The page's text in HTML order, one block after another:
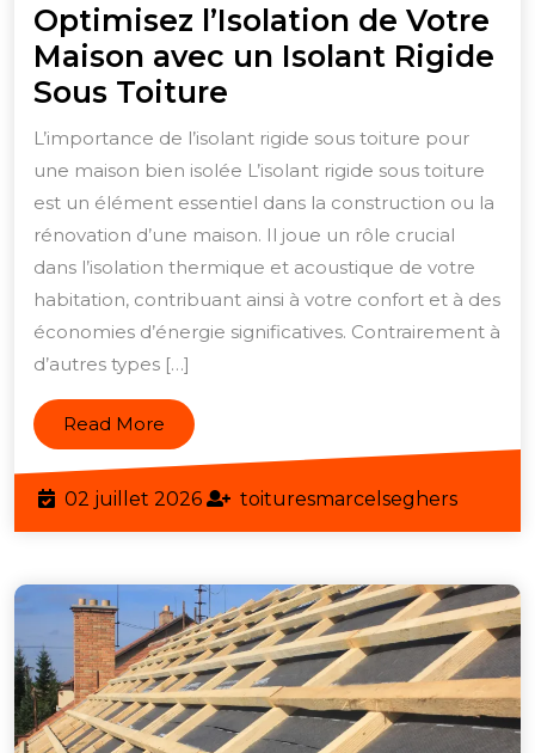
Optimisez l’Isolation de Votre
Maison avec un Isolant Rigide
Sous Toiture
l’Isolation
de
Votre
Maison
avec
un
Isolant
Toiture
L’importance de l’isolant rigide sous toiture pour
une maison bien isolée L’isolant rigide sous toiture
est un élément essentiel dans la construction ou la
rénovation d’une maison. Il joue un rôle crucial
dans l’isolation thermique et acoustique de votre
habitation, contribuant ainsi à votre confort et à des
économies d’énergie significatives. Contrairement à
d’autres types […]
Read More Read
More
02 juillet 202602
juillet
toituresmarcelseghers